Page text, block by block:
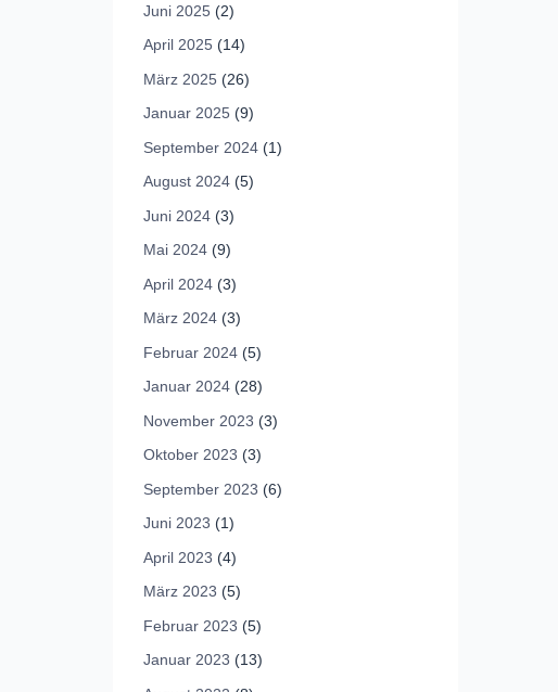
Juni 2025 (2)
April 2025 (14)
März 2025 (26)
Januar 2025 (9)
September 2024 (1)
August 2024 (5)
Juni 2024 (3)
Mai 2024 (9)
April 2024 (3)
März 2024 (3)
Februar 2024 (5)
Januar 2024 (28)
November 2023 (3)
Oktober 2023 (3)
September 2023 (6)
Juni 2023 (1)
April 2023 (4)
März 2023 (5)
Februar 2023 (5)
Januar 2023 (13)